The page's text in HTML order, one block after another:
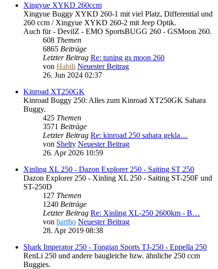
Xingyue XYKD 260ccm
Xingyue Buggy XYKD 260-1 mit viel Platz, Differential und
260 ccm / Xingyue XYKD 260-2 mit Jeep Optik.
Auch für - DevilZ - EMO SportsBUGG 260 - GSMoon 260.
608 Themen
6865 Beiträge
Letzter Beitrag Re: tuning gs moon 260
von Habili Neuester Beitrag
26. Jun 2024 02:37
Kinroad XT250GK
Kinroad Buggy 250: Alles zum Kinroad XT250GK Sahara
Buggy.
425 Themen
3571 Beiträge
Letzter Beitrag Re: kinroad 250 sahara gekla…
von Shelty Neuester Beitrag
26. Apr 2026 10:59
Xinling XL 250 - Dazon Explorer 250 - Saiting ST 250
Dazon Explorer 250 - Xinling XL 250 - Saiting ST-250F und
ST-250D
127 Themen
1240 Beiträge
Letzter Beitrag Re: Xinling XL-250 2600km - B…
von bartho Neuester Beitrag
28. Apr 2019 08:38
Shark Imperator 250 - Tongian Sports TJ-250 - Eppella 250
RenLi 250 und andere baugleiche bzw. ähnliche 250 ccm
Buggies.